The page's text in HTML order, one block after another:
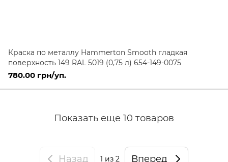
Краска по металлу Hammerton Smooth гладкая
поверхность 149 RAL 5019 (0,75 л) 654-149-0075
780.00 грн/уп.
Показать еще 10 товаров
Назад 1 из 2 Вперед